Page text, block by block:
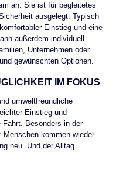
an. Sie ist für begleitetes
ausgelegt. Typisch
Einstieg und eine
außerdem individuell
Unternehmen oder
gewünschten Optionen.
IM FOKUS
umweltfreundliche
Einstieg und
Besonders in der
Menschen kommen wieder
neu. Und der Alltag